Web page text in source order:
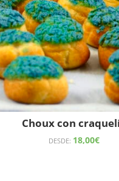
Choux con
DESDE: 18,00€